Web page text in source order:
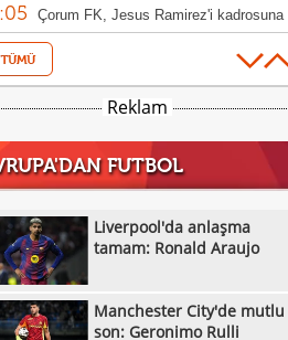
Çorum FK, Jesus Ramirez'i kadrosuna
Fisnik Asllani'nin Leipzig'e transferi son
iptal oldu!
Erzurumspor, Ebosele ile anlaştı!
Fenerbahçe'ye müjdeli haber: Romelu
Manchester City'de mutlu son: Geronimo
Kıvanç Taşyaran ve Buğra Ünal, Avrupa
finale yükseldi
Altay, Tuna Üzümcü ile topbaşı yaptı
Reklam
FUTBOL
Liverpool'da anlaşma
tamam: Ronald Araujo
Manchester City'de mutlu
son: Geronimo Rulli